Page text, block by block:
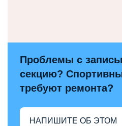
Проблемы с
секцию?
требуют ремонта?
НАПИШИТЕ ОБ ЭТОМ